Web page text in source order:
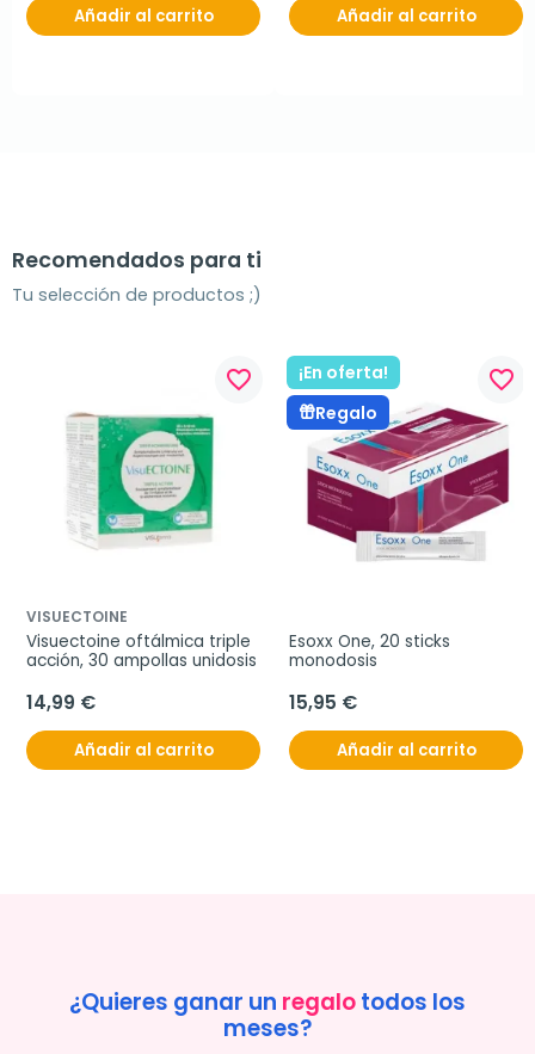
Añadir al carrito Añadir al carrito
Recomendados para ti
Tu selección de productos ;)
favorite_border
VISUECTOINE
Visuectoine oftálmica triple
acción, 30 ampollas unidosis
14,99 €
Añadir al carrito
¡En oferta!
Regalo
favorite_border
Esoxx One, 20 sticks
monodosis
15,95 €
Añadir al carrito
¿Quieres ganar un regalotodos los
meses?